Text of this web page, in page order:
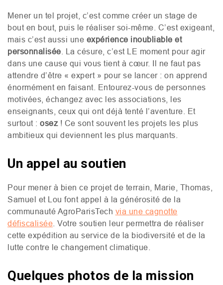
Mener un tel projet, c’est comme créer un stage de
bout en bout, puis le réaliser soi-même. C’est exigeant,
mais c’est aussi une expérience inoubliable et
personnalisée . La césure, c’est LE moment pour agir
dans une cause qui vous tient à cœur. Il ne faut pas
attendre d’être « expert » pour se lancer : on apprend
énormément en faisant. Entourez-vous de personnes
motivées, échangez avec les associations, les
enseignants, ceux qui ont déjà tenté l’aventure. Et
surtout : osez ! Ce sont souvent les projets les plus
ambitieux qui deviennent les plus marquants.
Un appel au soutien
Pour mener à bien ce projet de terrain, Marie, Thomas,
Samuel et Lou font appel à la générosité de la
communauté AgroParisTech via une cagnotte
défiscalisée . Votre soutien leur permettra de réaliser
cette expédition au service de la biodiversité et de la
lutte contre le changement climatique.
Quelques photos de la mission